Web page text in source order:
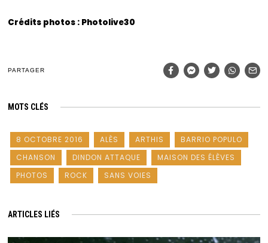
Crédits photos : Photolive30
PARTAGER
MOTS CLÉS
8 OCTOBRE 2016 ALÈS ARTHIS
BARRIO POPULO
CHANSON
DINDON ATTAQUE
MAISON DES ÉLÈVES
PHOTOS
ROCK SANS VOIES
ARTICLES LIÉS